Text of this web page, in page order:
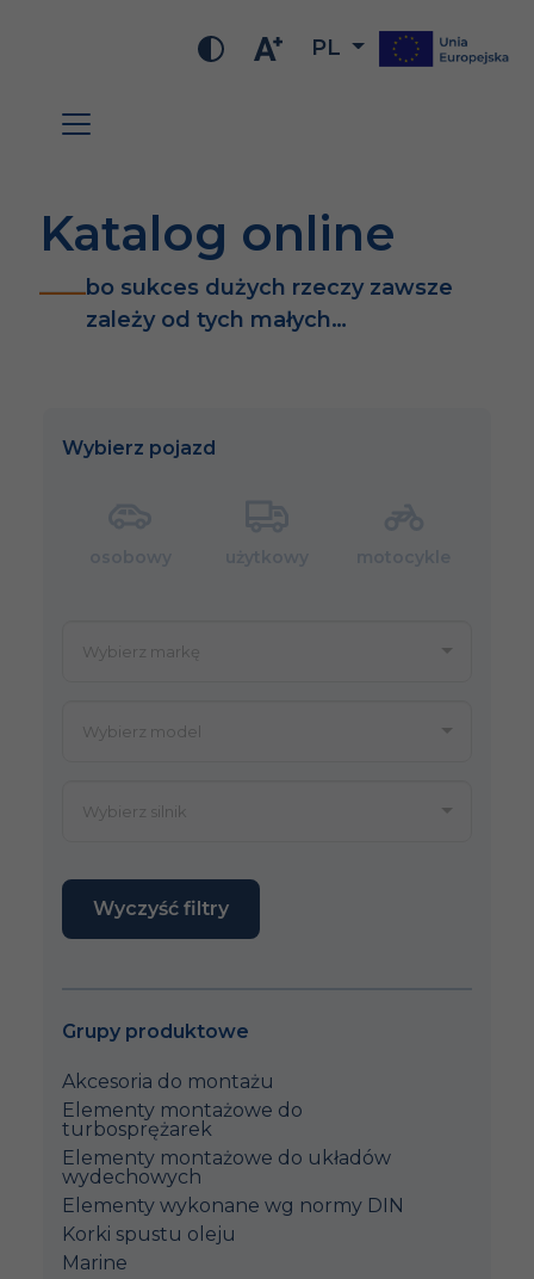
PL
Katalog online
bo sukces dużych rzeczy zawsze
zależy od tych małych…
Wybierz pojazd
Wyczyść filtry
Grupy produktowe
Akcesoria do montażu
Elementy montażowe do
turbosprężarek
Elementy montażowe do układów
wydechowych
Elementy wykonane wg normy DIN
Korki spustu oleju
Marine